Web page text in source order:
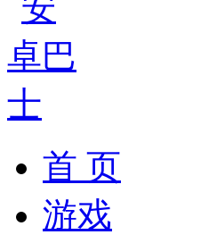
首 页
游戏